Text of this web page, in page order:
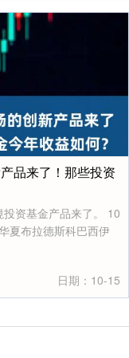
品来了！那些投资
投资基金产品来了。 10
夏布拉德斯科巴西伊
日期：10-15